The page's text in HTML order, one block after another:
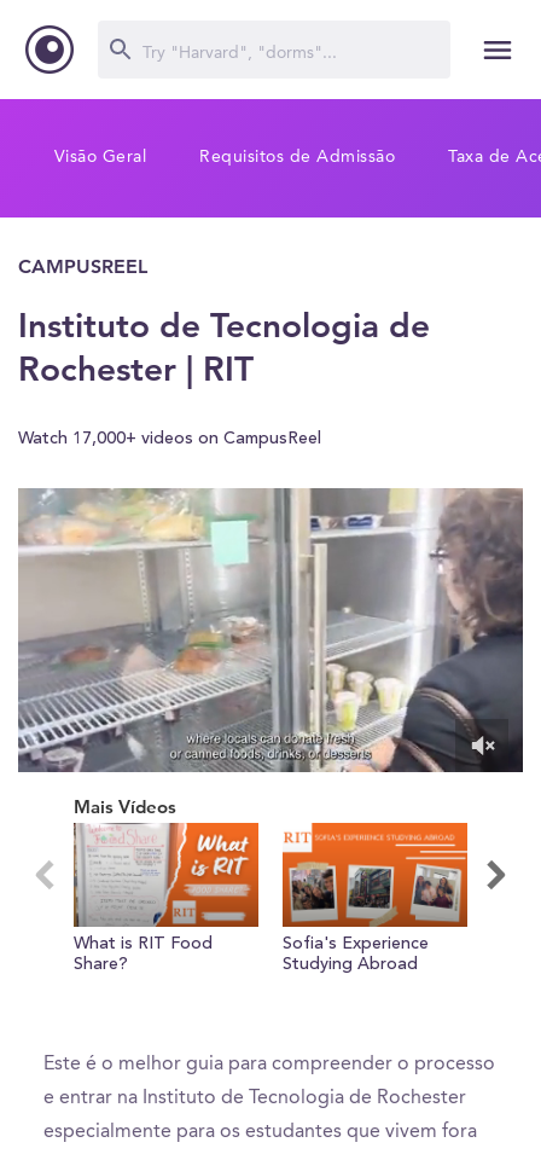
Visão Geral Requisitos de Admissão Taxa de
CAMPUSREEL
Instituto de Tecnologia de
Rochester | RIT
Watch 17,000+ videos on CampusReel
seconds
Mais Vídeos
What is RIT Food
Share?
Sofia's Experience
Studying Abroad
Este é o melhor guia para compreender o processo
e entrar na Instituto de Tecnologia de Rochester
especialmente para os estudantes que vivem fora